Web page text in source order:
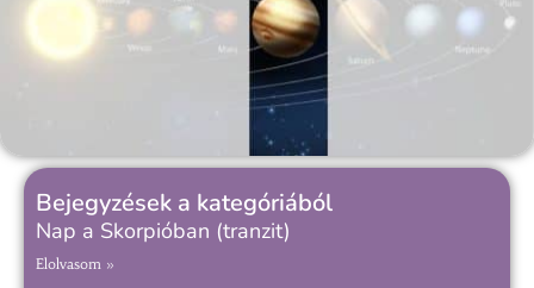
Bejegyzések a kategóriából
Nap a Skorpióban (tranzit)
Elolvasom »